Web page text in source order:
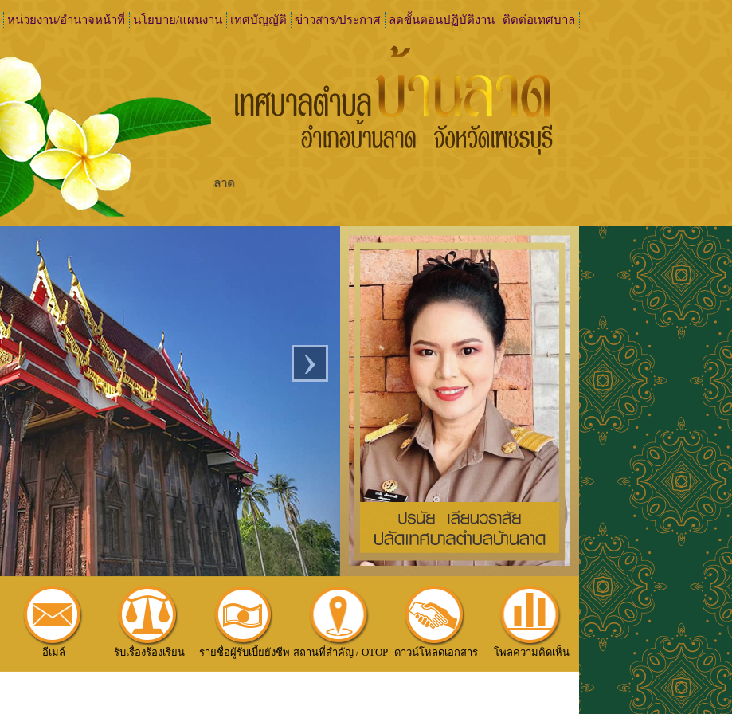
หน่วยงาน/อำนาจหน้าที่ นโยบาย/แผนงาน เทศบัญญัติ ข่าวสาร/ประกาศ ลดขั้นตอนปฏิบัติงาน ติดต่อเทศบาล
เทศบาลตำบลบ้านลาด
›
อีเมล์ รับเรื่องร้องเรียน รายชื่อผู้รับเบี้ยยังชีพ สถานที่สำคัญ / OTOP ดาวน์โหลดเอกสาร โพลความคิดเห็น